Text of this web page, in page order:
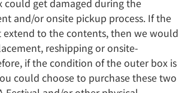
could get damaged during the
and/or onsite pickup process. If the
extend to the contents, then we would
reshipping or onsite-
if the condition of the outer box is
could choose to purchase these two